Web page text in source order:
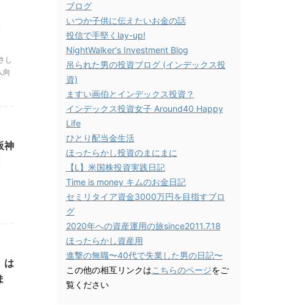
し
向
神
は
ブログ
いつか子供に伝えたいお金の話
投信で手堅くlay-up!
NightWalker's Investment Blog
吊られた男の投資ブログ (インデックス投
資)
ますい画伯とインデックス投資？
インデックス投資女子 Around40 Happy
Life
ひとり配当金生活
ほったらかし投資のまにまに
【L】米国株投資実践日記
Time is money キムのお金日記
セミリタイア資金3000万円を目指すブロ
グ
2020年への資産運用の旅since2011.7.18
ほったらかし資産用
進撃の無職〜40代で失業した男の日記〜
この他の相互リンクはこちらのページをご
覧ください